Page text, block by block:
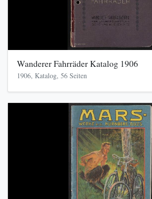
Wanderer Fahrräder Katalog 1906
1906, Katalog, 56 Seiten